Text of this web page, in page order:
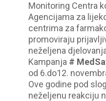
Monitoring Centra
Agencijama za
centrima za
promoviraju
neželjena
Kampanja #
od 6.do12.
Ove godine pod
neželjenu reakciju